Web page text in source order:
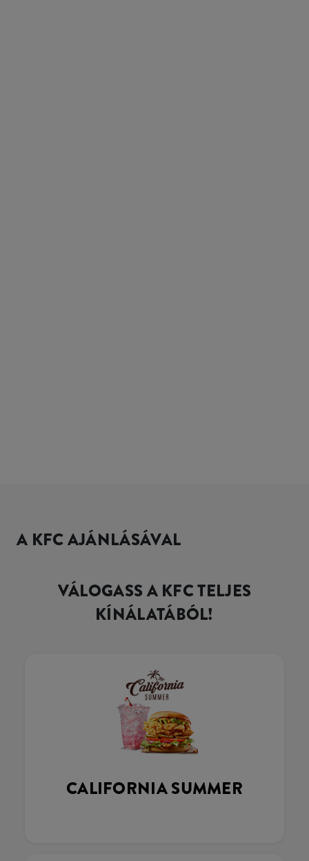
A KFC AJÁNLÁSÁVAL
VÁLOGASS A KFC TELJES
KÍNÁLATÁBÓL!
CALIFORNIA SUMMER